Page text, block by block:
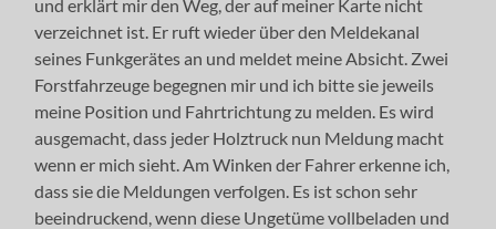
und erklärt mir den Weg, der auf meiner Karte nicht
verzeichnet ist. Er ruft wieder über den Meldekanal
seines Funkgerätes an und meldet meine Absicht. Zwei
Forstfahrzeuge begegnen mir und ich bitte sie jeweils
meine Position und Fahrtrichtung zu melden. Es wird
ausgemacht, dass jeder Holztruck nun Meldung macht
wenn er mich sieht. Am Winken der Fahrer erkenne ich,
dass sie die Meldungen verfolgen. Es ist schon sehr
beeindruckend, wenn diese Ungetüme vollbeladen und